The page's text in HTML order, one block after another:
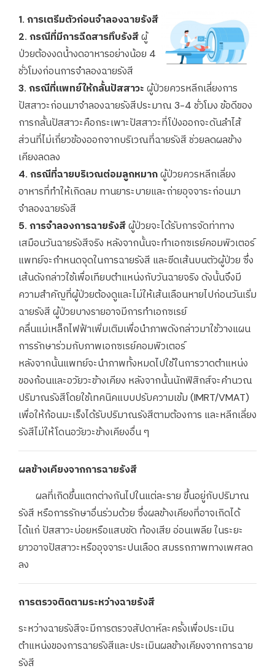
1. การเตรีมตัวก่อนจำลองฉายรังสี
2. กรณีที่มีการฉีดสารทึบรังสีผู้
ป่วยต้องงดน้ำงดอาหารอย่างน้อย 4
ชั่วโมงก่อนการจำลองฉายรังสี
3. กรณีที่แพทย์ให้กลั้นปัสสาวะ ผู้ป่วยควรหลีกเลี่ยงการ
ปัสสาวะก่อนมาจำลองฉายรังสีประมาณ 3-4 ชั่วโมง ข้อดีของ
การกลั้นปัสสาวะคือกระเพาะปัสสาวะที่โป่งออกจะดันลำไส้
ส่วนที่ไม่เกี่ยวข้องออกจากบริเวณที่ฉายรังสี ช่วยลดผลข้าง
เคียงลดลง
4. กรณีที่ฉายบริเวณต่อมลูกหมากผู้ป่วยควรหลีกเลี่ยง
อาหารที่ทำให้เกิดลม ทานยาระบายและถ่ายอุจจาระก่อนมา
จำลองฉายรังสี
5. การจำลองการฉายรังสีผู้ป่วยจะได้รับการจัดท่าทาง
เสมือนวันฉายรังสีจริง หลังจากนั้นจะทำเอกซเรย์คอมพิวเตอร์
แพทย์จะกำหนดจุดในการฉายรังสี และขีดเส้นบนตัวผู้ป่วย ซึ่ง
เส้นดังกล่าวใช้เพื่อเทียบตำแหน่งกับวันฉายจริง ดังนั้นจึงมี
ความสำคัญที่ผู้ป่วยต้องดูและไม่ให้เส้นเลือนหายไปก่อนวันเริ่ม
ฉายรังสี ผู้ป่วยบางรายอาจมีการทำเอกซเรย์
คลื่นแม่เหล็กไฟฟ้าเพิ่มเติมเพื่อนำภาพดังกล่าวมาใช้วางแผน
การรักษาร่วมกับภาพเอกซเรย์คอมพิวเตอร์
หลังจากนั้นแพทย์จะนำภาพทั้งหมดไปใช้ในการวาดตำแหน่ง
ของก้อนและอวัยวะข้างเคียง หลังจากนั้นนักฟิสิกส์จะคำนวณ
ปริมาณรังสีโดยใช้เทคนิคแบบปรับความเข้ม (IMRT/VMAT)
เพื่อให้ก้อนมะเร็งได้รับปริมาณรังสีตามต้องการ และหลีกเลี่ยง
รังสีไม่ให้โดนอวัยวะข้างเคียงอื่น ๆ
ผลข้างเคียงจากการฉายรังสี
ผลที่เกิดขึ้นแตกต่างกันไปในแต่ละราย ขึ้นอยู่กับปริมาณ
รังสี หรือการรักษาอื่นร่วมด้วย ซึ่งผลข้างเคียงที่อาจเกิดได้
ได้แก่ ปัสสาวะบ่อยหรือแสบขัด ท้องเสีย อ่อนเพลีย ในระยะ
ยาวอาจปัสสาวะหรืออุจจาระปนเลือด สมรรถภาพทางเพศลด
ลง
การตรวจติดตามระหว่างฉายรังสี
ระหว่างฉายรังสีจะมีการตรวจสัปดาห์ละครั้งเพื่อประเมิน
ตำแหน่งของการฉายรังสีและประเมินผลข้างเคียงจากการฉาย
รังสี